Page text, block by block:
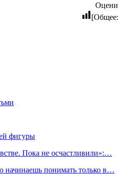
[Общее:
фигуры
Пока не осчастливили»:…
начинаешь понимать только в…